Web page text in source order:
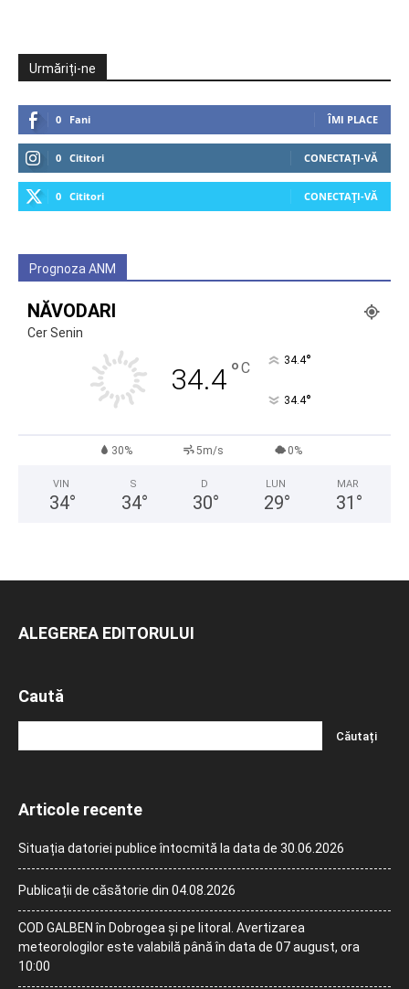
Urmăriți-ne
0 Fani ÎMI PLACE
0 Cititori CONECTAȚI-VĂ
0 Cititori CONECTAȚI-VĂ
Prognoza ANM
NĂVODARI
Cer Senin
34.4°C 34.4°
34.4°
30% 5m/s 0%
VIN
34°
S
34°
D
30°
LUN
29°
MAR
31 °
ALEGEREA EDITORULUI
Caută
Articole recente
Situația datoriei publice întocmită la data de 30.06.2026
Publicații de căsătorie din 04.08.2026
COD GALBEN în Dobrogea și pe litoral. Avertizarea
meteorologilor este valabilă până în data de 07 august, ora
10:00